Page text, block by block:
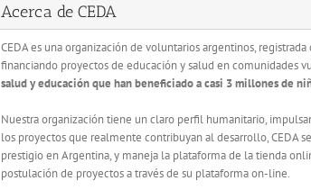
Acerca de CEDA
CEDA es una organización de voluntarios argentinos,
financiando proyectos de educación y salud en comunidades
salud y educación que han beneficiado a casi 3 millones de
Nuestra organización tiene un claro perfil humanitario,
los proyectos que realmente contribuyan al desarrollo, CEDA
prestigio en Argentina, y maneja la plataforma de la tienda
postulación de proyectos a través de su plataforma on-line.